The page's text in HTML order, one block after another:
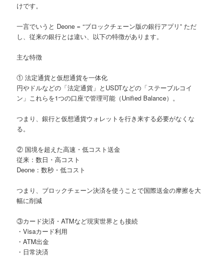
けです。
一言でいうと Deone = “ブロックチェーン版の銀行アプリ” ただ
し、従来の銀行とは違い、以下の特徴があります。
主な特徴
① 法定通貨と仮想通貨を一体化
円やドルなどの「法定通貨」とUSDTなどの「ステーブルコイ
ン」これらを1つの口座で管理可能（Unified Balance）。
つまり、銀行と仮想通貨ウォレットを行き来する必要がなくな
る。
② 国境を超えた高速・低コスト送金
従来：数日・高コスト
Deone：数秒・低コスト
つまり、ブロックチェーン決済を使うことで国際送金の摩擦を大
幅に削減
③カード決済・ATMなど現実世界とも接続
・Visaカード利用
・ATM出金
・日常決済